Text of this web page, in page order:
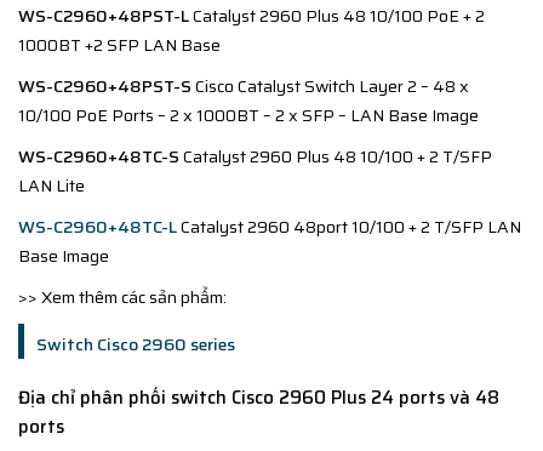
WS-C2960+48PST-LCatalyst 2960 Plus 48 10/100 PoE + 2
1000BT +2 SFP LAN Base
WS-C2960+48PST-SCisco Catalyst Switch Layer 2 – 48 x
10/100 PoE Ports – 2 x 1000BT – 2 x SFP – LAN Base Image
WS-C2960+48TC-SCatalyst 2960 Plus 48 10/100 + 2 T/SFP
LAN Lite
WS-C2960+48TC-LCatalyst 2960 48port 10/100 + 2 T/SFP LAN
Base Image
>> Xem thêm các sản phẩm:
Switch Cisco 2960 series
Địa chỉ phân phối switch Cisco 2960 Plus 24 ports và 48
ports